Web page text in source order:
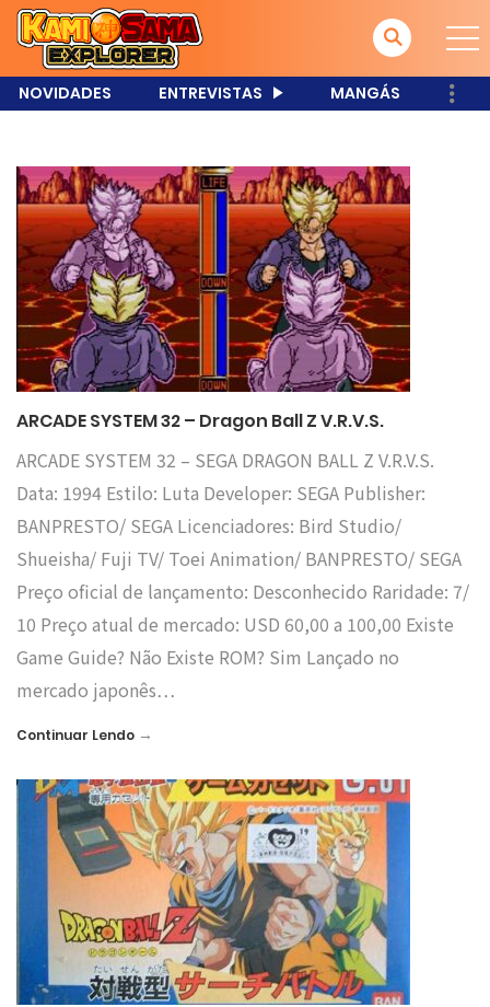
NOVIDADES ENTREVISTAS MANGÁS
ARCADE SYSTEM 32 – Dragon Ball Z V.R.V.S.
ARCADE SYSTEM 32 – SEGA DRAGON BALL Z V.R.V.S.
Data: 1994 Estilo: Luta Developer: SEGA Publisher:
BANPRESTO/ SEGA Licenciadores: Bird Studio/
Shueisha/ Fuji TV/ Toei Animation/ BANPRESTO/ SEGA
Preço oficial de lançamento: Desconhecido Raridade: 7/
10 Preço atual de mercado: USD 60,00 a 100,00 Existe
Game Guide? Não Existe ROM? Sim Lançado no
mercado japonês…
Continuar Lendo →